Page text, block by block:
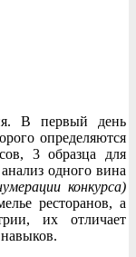
В первый день
определяются
3 образца для
одного вина
конкурса)
ресторанов, а
их отличает